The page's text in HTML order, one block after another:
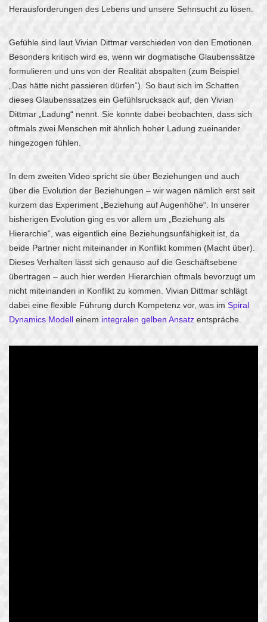
Herausforderungen des Lebens und unsere Sehnsucht zu lösen.
Gefühle sind laut Vivian Dittmar verschieden von den Emotionen.
Besonders kritisch wird es, wenn wir dogmatische Glaubenssätze
formulieren und uns von der Realität abspalten (zum Beispiel
„Das hätte nicht passieren dürfen“). So baut sich im Schatten
dieses Glaubenssatzes ein Gefühlsrucksack auf, den Vivian
Dittmar „Ladung“ nennt. Sie konnte dabei beobachten, dass sich
oftmals zwei Menschen mit ähnlich hoher Ladung zueinander
hingezogen fühlen.
In dem zweiten Video spricht sie über Beziehungen und auch
über die Evolution der Beziehungen – wir wagen nämlich erst seit
kurzem das Experiment „Beziehung auf Augenhöhe“. In unserer
bisherigen Evolution ging es vor allem um „Beziehung als
Hierarchie“, was eigentlich eine Beziehungsunfähigkeit ist, da
beide Partner nicht miteinander in Konflikt kommen (Macht über).
Dieses Verhalten lässt sich genauso auf die Geschäftsebene
übertragen – auch hier werden Hierarchien oftmals bevorzugt um
nicht miteinanderi in Konflikt zu kommen. Vivian Dittmar schlägt
dabei eine flexible Führung durch Kompetenz vor, was im Spiral
Dynamics Modell einem integralen gelben Ansatz entspräche.